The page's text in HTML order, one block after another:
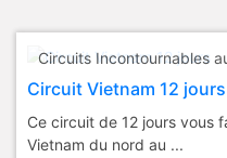
Circuits Incontournables
Circuit Vietnam 12 jours
Ce circuit de 12 jours vous
Vietnam du nord au ...